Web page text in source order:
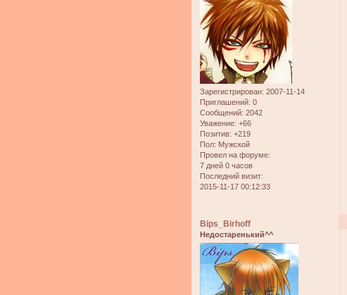
Зарегистрирован: 2007-11-14
Приглашений: 0
Сообщений: 2042
Уважение: +66
Позитив: +219
Пол: Мужской
Провел на форуме:
7 дней 0 часов
Последний визит:
2015-11-17 00:12:33
Bips_Birhoff
Недостаренький^^